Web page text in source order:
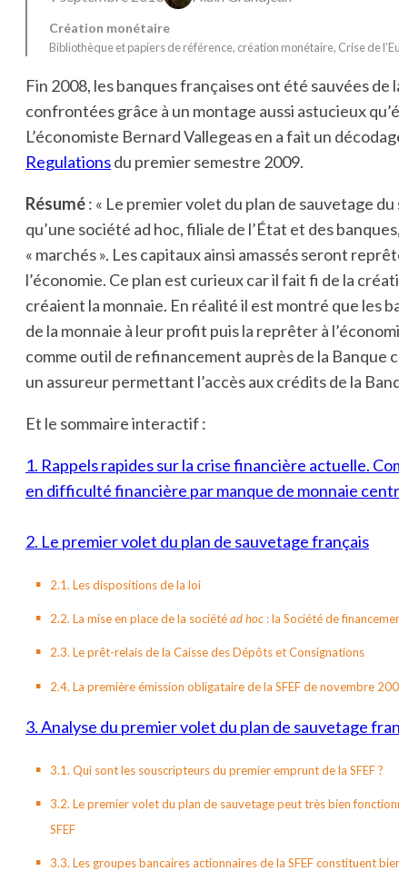
Création monétaire
Bibliothèque et papiers de référence, création monétaire, Crise de
Fin 2008, les banques françaises ont été sauvées
confrontées grâce à un montage aussi astucieux
L’économiste Bernard Vallegeas en a fait un
Regulationsdu premier semestre 2009.
Résumé: « Le premier volet du plan de sauvetage
qu’une société ad hoc, filiale de l’État et des
« marchés ». Les capitaux ainsi amassés seront
l’économie. Ce plan est curieux car il fait fi de la
créaient la monnaie. En réalité il est montré que les
de la monnaie à leur profit puis la reprêter à
comme outil de refinancement auprès de la Banque
un assureur permettant l’accès aux crédits de la
Et le sommaire interactif :
1. Rappels rapides sur la crise financière actuelle.
en difficulté financière par manque de monnaie
2. Le premier volet du plan de sauvetage français
2.1. Les dispositions de la loi
2.2. La mise en place de la sociétéad hoc : la Société de
2.3. Le prêt-relais de la Caisse des Dépôts et Consignations
2.4. La première émission obligataire de la SFEF de novembre
3. Analyse du premier volet du plan de sauvetage
3.1. Qui sont les souscripteurs du premier emprunt de la SFEF ?
3.2. Le premier volet du plan de sauvetage peut très bien
SFEF
3.3. Les groupes bancaires actionnaires de la SFEF constituent